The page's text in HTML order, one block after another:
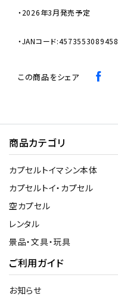
・2026年3月発売予定
・JANコード:4573553089458
この商品をシェア
商品カテゴリ
カプセルトイマシン本体
カプセルトイ・カプセル
空カプセル
レンタル
景品・文具・玩具
ご利用ガイド
お知らせ